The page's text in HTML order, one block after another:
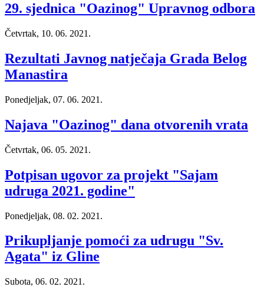
29. sjednica "Oazinog" Upravnog odbora
Četvrtak, 10. 06. 2021.
Rezultati Javnog natječaja Grada Belog
Manastira
Ponedjeljak, 07. 06. 2021.
Najava "Oazinog" dana otvorenih vrata
Četvrtak, 06. 05. 2021.
Potpisan ugovor za projekt "Sajam
udruga 2021. godine"
Ponedjeljak, 08. 02. 2021.
Prikupljanje pomoći za udrugu "Sv.
Agata" iz Gline
Subota, 06. 02. 2021.